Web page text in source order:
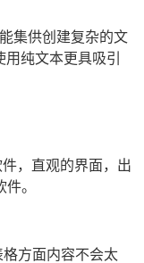
集供创建复杂的文
纯文本更具吸引
件，直观的界面，出
。
方面内容不会太